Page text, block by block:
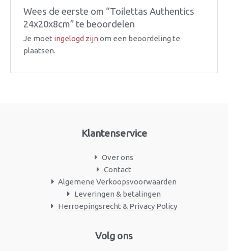
Wees de eerste om “Toilettas Authentics
24x20x8cm” te beoordelen
Je moet ingelogd zijn om een beoordeling te
plaatsen.
Klantenservice
Over ons
Contact
Algemene Verkoopsvoorwaarden
Leveringen & betalingen
Herroepingsrecht & Privacy Policy
Volg ons
Facebook